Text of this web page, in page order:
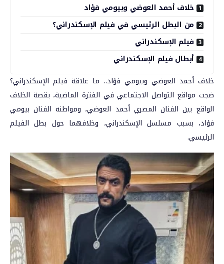
خلاف أحمد العوضي وبيومي فؤاد
من البطل الرئيسي في فيلم الإسكندراني؟
فيلم الإسكندراني
أبطال فيلم الإسكندراني
خلاف أحمد العوضي وبيومي فؤاد.. ما علاقة فيلم الإسكندراني؟
ضجت مواقع التواصل الاجتماعي في الفترة الماضية، بقصة الخلاف
الواقع بين الفنان المصريأحمد العوضي، ومواطنه الفنان بيومي
فؤاد، بسبب مسلسل الإسكندراني، وخلافهما حول بطل الفيلم
الرئيسي.